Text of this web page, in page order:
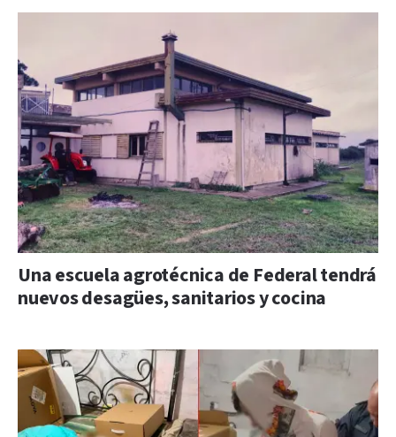
Una escuela agrotécnica de Federal tendrá
nuevos desagües, sanitarios y cocina